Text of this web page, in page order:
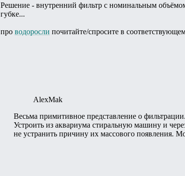
Решение - внутренний фильтр с номинальным
губке...
про водоросли почитайте/спросите в
AlexMak
Весьма примитивное представление о
Устроить из аквариума стиральную машину и
не устранить причину их массового появления.